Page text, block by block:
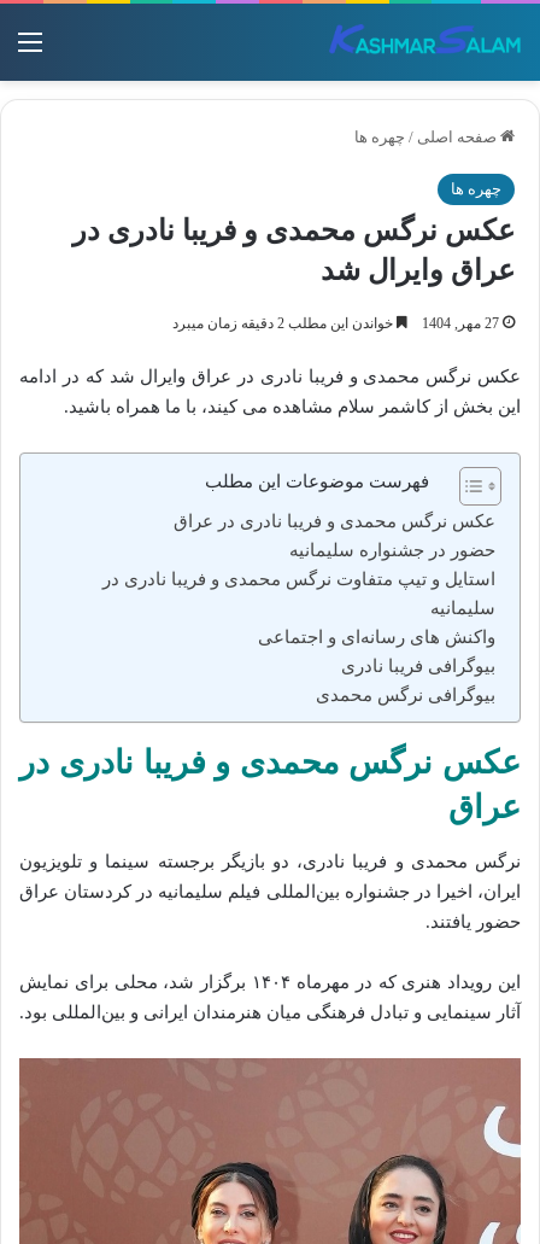
صفحه اصلی / چهره ها
چهره ها
عکس نرگس محمدی و فریبا نادری در
عراق وایرال شد
27 مهر, 1404 خواندن این مطلب 2 دقیقه زمان میبرد
عکس نرگس محمدی و فریبا نادری در عراق وایرال شد که در ادامه
این بخش از کاشمر سلام مشاهده می کیند، با ما همراه باشید.
فهرست موضوعات این مطلب
عکس نرگس محمدی و فریبا نادری در عراق
حضور در جشنواره سلیمانیه
استایل و تیپ متفاوت نرگس محمدی و فریبا نادری در
سلیمانیه
واکنش‌ های رسانه‌ای و اجتماعی
بیوگرافی فریبا نادری
بیوگرافی نرگس محمدی
عکس نرگس محمدی و فریبا نادری در
عراق
نرگس محمدی و فریبا نادری، دو بازیگر برجسته سینما و تلویزیون
ایران، اخیرا در جشنواره بین‌المللی فیلم سلیمانیه در کردستان عراق
حضور یافتند.
این رویداد هنری که در مهرماه ۱۴۰۴ برگزار شد، محلی برای نمایش
آثار سینمایی و تبادل فرهنگی میان هنرمندان ایرانی و بین‌المللی بود.